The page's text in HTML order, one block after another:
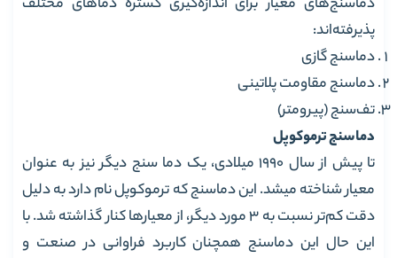
دماسنج‌های معیار برای اندازه‌گیری گستره‌ دماهای مختلف
پذیرفته‌اند:
دماسنج گازی
دماسنج مقاومت پلاتینی
تف‌سنج (پیرومتر)
دماسنج ترموکوپل
تا پیش از سال 1990 میلادی، یک دما سنج دیگر نیز به عنوان
معیار شناخته‌ میشد. این دماسنج که ترموکوپل نام دارد به دلیل
دقت کم‌تر نسبت به 3 مورد دیگر، از معیارها کنار گذاشته‌ شد. با
این حال این دماسنج همچنان کاربرد فراوانی در صنعت و